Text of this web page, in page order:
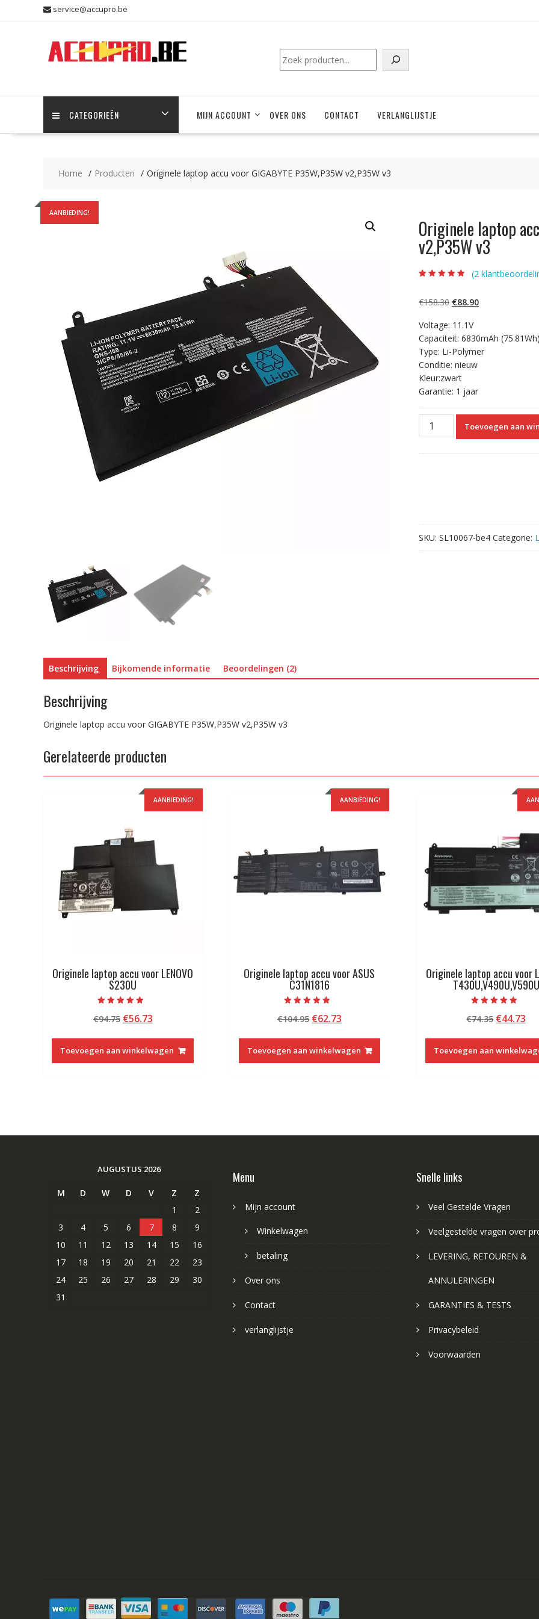
service@accupro.be
Zoeken
CATEGORIEËN MIJN ACCOUNT OVER ONS CONTACT VERLANGLIJSTJE
Home Producten Originele laptop accu voor GIGABYTE P35W,P35W v2,P35W v3
AANBIEDING!
Originele laptop
v2,P35W v3
gebaseerd op
klantbeoordelin
(2
€158.30 Oorspronkelijke
was:
€158.30.
€88.90Huidige
€88.90.
Voltage: 11.1V
Capaciteit: 6830mAh (75.81Wh)
Type: Li-Polymer
Conditie: nieuw
Kleur:zwart
Garantie: 1 jaar
Originele
laptop
aantal
Toevoegen aan
SKU: SL10067-be4 Categorie:
Beschrijving Bijkomende informatie Beoordelingen (2)
Beschrijving
Originele laptop accu voor GIGABYTE P35W,P35W v2,P35W v3
Gerelateerde producten
AANBIEDING!
Originele laptop accu voor LENOVO
S230U
met
4.50
€94.75 Oorspronkelijke
was:
€94.75.
€56.73Huidige
€56.73.
Toevoegen aan winkelwagen
AANBIEDING!
Originele laptop accu voor ASUS
C31N1816
met
4.50
€104.95 Oorspronkelijke
was:
€104.95.
€62.73Huidige
€62.73.
Toevoegen aan winkelwagen
Originele laptop accu voor
T430U,V490U,V590U
5.00
van 5
€74.35
was:
€74.35.
€44.73
Toevoegen aan
AUGUSTUS 2026
M D W D V Z
Z
1
2
3
4 5 6 7 8
9
10
11 12 13 14 15
16
17
18 19 20 21 22
23
24
25 26 27 28 29
30
31
Menu
Mijn account
Winkelwagen
betaling
Over ons
Contact
verlanglijstje
Snelle links
Veel Gestelde Vragen
Veelgestelde vragen over
LEVERING, RETOUREN &
ANNULERINGEN
GARANTIES & TESTS
Privacybeleid
Voorwaarden